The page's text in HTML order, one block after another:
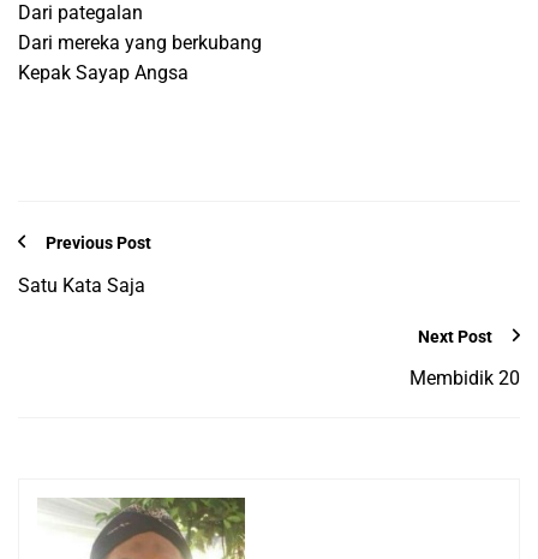
Dari pategalan
Dari mereka yang berkubang
Kepak Sayap Angsa
Previous Post
Satu Kata Saja
Next Post
Membidik 20